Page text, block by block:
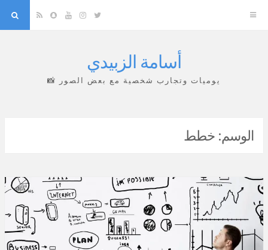
Twitter
Instagram
YouTube
Snapchat
RSS
أسامة الزبيدي
يوميات وتجارب شخصية مع بعض الصور 📸
الوسم: خطط